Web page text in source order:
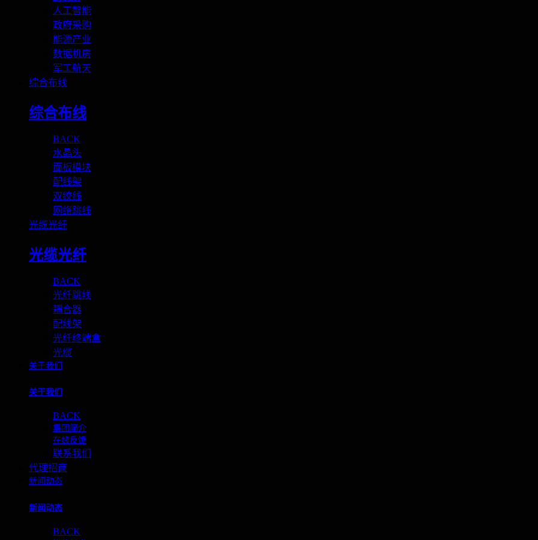
人工智能
政府采购
能源产业
数据机房
军工航天
综合布线
综合布线
BACK
水晶头
面板模块
配线架
双绞线
网络跳线
光缆光纤
光缆光纤
BACK
光纤跳线
耦合器
配线架
光纤终端盒
光缆
关于我们
关于我们
BACK
集团简介
在线反馈
联系我们
代理招商
新闻动态
新闻动态
BACK